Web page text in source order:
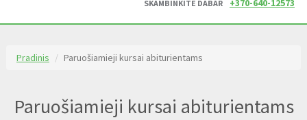
SKAMBINKITE DABAR
Pradinis Paruošiamieji kursai abiturientams
Paruošiamieji kursai abiturientams